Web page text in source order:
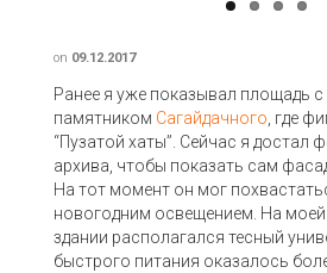
on 09.12.2017
Ранее я уже показывал площадь с
памятником Сагайдачного , где
“Пузатой хаты”. Сейчас я достал
архива, чтобы показать сам
На тот момент он мог
новогодним освещением. На
здании располагался тесный
быстрого питания оказалось